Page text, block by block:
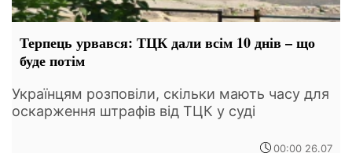
Терпець урвався: ТЦК дали всім 10 днів – що
буде потім
Українцям розповіли, скільки мають часу для
оскарження штрафів від ТЦК у суді
00:00 26.07